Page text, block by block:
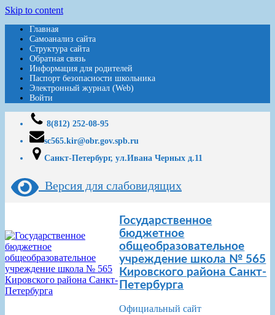
Skip to content
Главная
Самоанализ сайта
Структура сайта
Обратная связь
Информация для родителей
Паспорт безопасности школьника
Электронный журнал (Web)
Войти
8(812) 252-08-95
sc565.kir@obr.gov.spb.ru
Санкт-Петербург, ул.Ивана Черных д.11
Версия для слабовидящих
Государственное
бюджетное
общеобразовательное
учреждение школа № 565
Кировского района Санкт-
Петербурга
Официальный сайт